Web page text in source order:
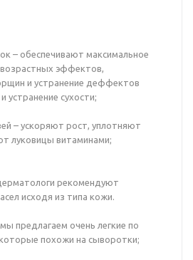
– обеспечивают максимальное
эффектов,
и устранение деффектов
устранение сухости;
– ускоряют рост, уплотняют
луковицы витаминами;
рекомендуют
исходя из типа кожи.
предлагаем очень легкие по
похожи на сыворотки;